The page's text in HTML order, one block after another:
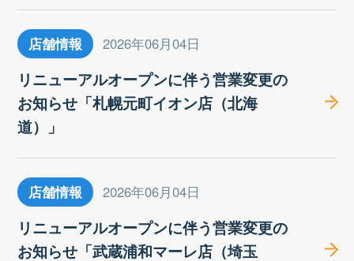
店舗情報 2026年06月04日
リニューアルオープンに伴う営業変更の
お知らせ「札幌元町イオン店（北海
道）」
店舗情報 2026年06月04日
リニューアルオープンに伴う営業変更の
お知らせ「武蔵浦和マーレ店（埼玉